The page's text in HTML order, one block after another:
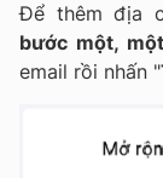
Để thêm địa
bước một,
email rồi nhấn "